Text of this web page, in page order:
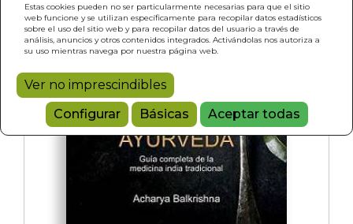
Estas cookies pueden no ser particularmente necesarias para que el sitio
web funcione y se utilizan específicamente para recopilar datos estadísticos
sobre el uso del sitio web y para recopilar datos del usuario a través de
análisis, anuncios y otros contenidos integrados. Activándolas nos autoriza a
su uso mientras navega por nuestra página web.
Ver no imprescindibles
Configurar
Básicas Aceptar todas